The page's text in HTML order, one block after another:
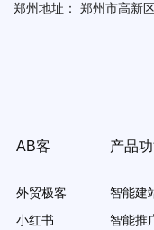
郑州地址：
郑州市高新
AB客
外贸极客
小红书
产品
智能建
智能推